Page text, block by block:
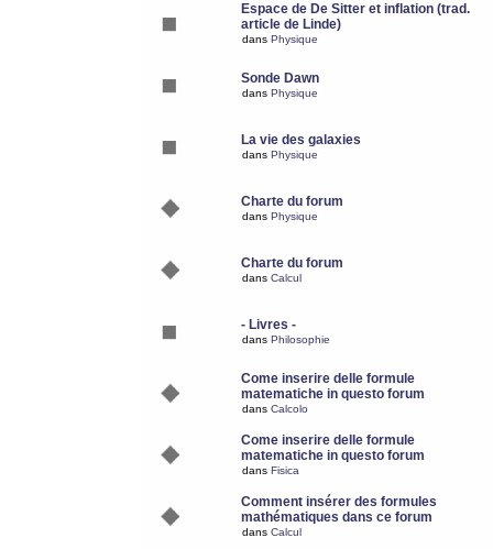
Espace de De Sitter et inflation (trad.
article de Linde)
dans Physique
Sonde Dawn
dans Physique
La vie des galaxies
dans Physique
Charte du forum
dans Physique
Charte du forum
dans Calcul
- Livres -
dans Philosophie
Come inserire delle formule
matematiche in questo forum
dans Calcolo
Come inserire delle formule
matematiche in questo forum
dans Fisica
Comment insérer des formules
mathématiques dans ce forum
dans Calcul